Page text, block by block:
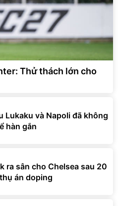
Thử thách lớn cho
Lukaku và Napoli đã không
hàn gắn
ra sân cho Chelsea sau 20
án doping